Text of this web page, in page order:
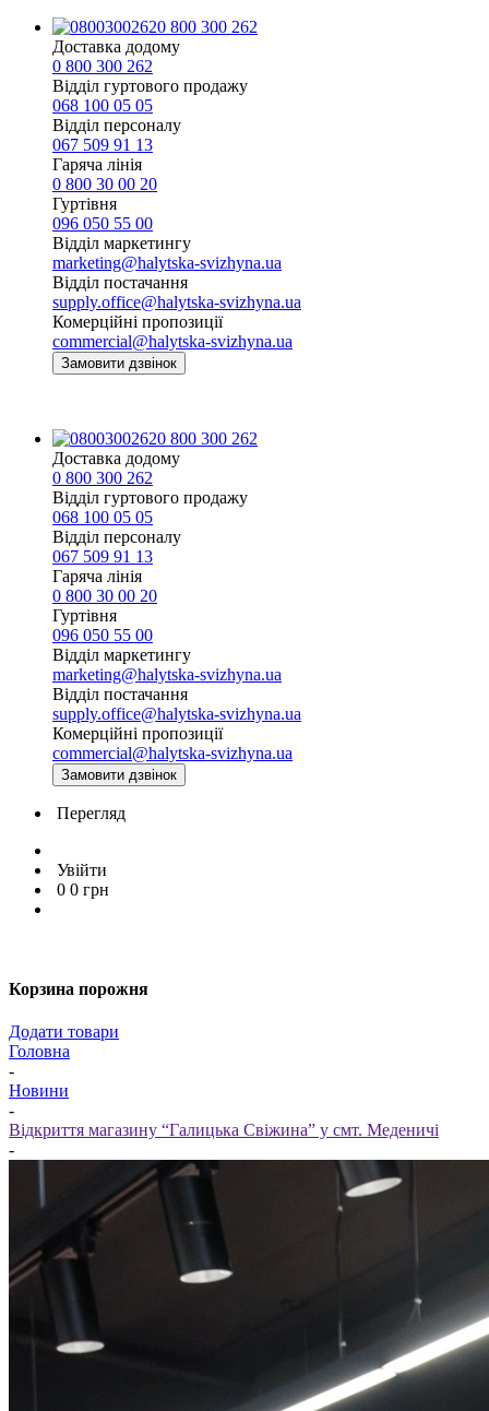
0 800 300 262
Доставка додому
0 800 300 262
Відділ гуртового продажу
068 100 05 05​
Відділ персоналу
067 509 91 13
Гаряча лінія
0 800 30 00 20
Гуртівня
096 050 55 00
Відділ маркетингу
marketing@halytska-svizhyna.ua
Відділ постачання
supply.office@halytska-svizhyna.ua
Комерційні пропозиції
commercial@halytska-svizhyna.ua
Замовити дзвінок
0 800 300 262
Доставка додому
0 800 300 262
Відділ гуртового продажу
068 100 05 05​
Відділ персоналу
067 509 91 13
Гаряча лінія
0 800 30 00 20
Гуртівня
096 050 55 00
Відділ маркетингу
marketing@halytska-svizhyna.ua
Відділ постачання
supply.office@halytska-svizhyna.ua
Комерційні пропозиції
commercial@halytska-svizhyna.ua
Замовити дзвінок
Перегляд
Увійти
0 0 грн
Корзина порожня
Додати товари
Головна
-
Новини
-
Відкриття магазину “Галицька Свіжина” у смт. Меденичі
-